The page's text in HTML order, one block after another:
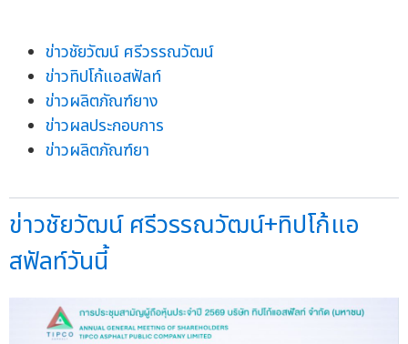
ข่าวชัยวัฒน์ ศรีวรรณวัฒน์
ข่าวทิปโก้แอสฟัลท์
ข่าวผลิตภัณฑ์ยาง
ข่าวผลประกอบการ
ข่าวผลิตภัณฑ์ยา
ข่าวชัยวัฒน์ ศรีวรรณวัฒน์+ทิปโก้แอ
สฟัลท์วันนี้